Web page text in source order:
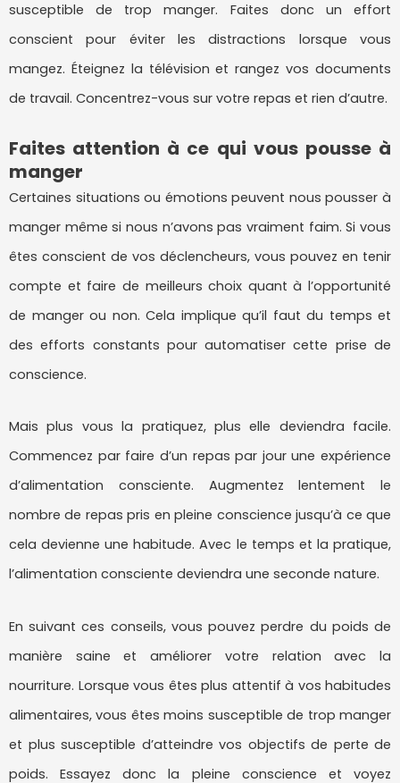
susceptible de trop manger. Faites donc un effort
conscient pour éviter les distractions lorsque vous
mangez. Éteignez la télévision et rangez vos documents
de travail. Concentrez-vous sur votre repas et rien d’autre.
Faites attention à ce qui vous pousse à
manger
Certaines situations ou émotions peuvent nous pousser à
manger même si nous n’avons pas vraiment faim. Si vous
êtes conscient de vos déclencheurs, vous pouvez en tenir
compte et faire de meilleurs choix quant à l’opportunité
de manger ou non. Cela implique qu’il faut du temps et
des efforts constants pour automatiser cette prise de
conscience.
Mais plus vous la pratiquez, plus elle deviendra facile.
Commencez par faire d’un repas par jour une expérience
d’alimentation consciente. Augmentez lentement le
nombre de repas pris en pleine conscience jusqu’à ce que
cela devienne une habitude. Avec le temps et la pratique,
l’alimentation consciente deviendra une seconde nature.
En suivant ces conseils, vous pouvez perdre du poids de
manière saine et améliorer votre relation avec la
nourriture. Lorsque vous êtes plus attentif à vos habitudes
alimentaires, vous êtes moins susceptible de trop manger
et plus susceptible d’atteindre vos objectifs de perte de
poids. Essayez donc la pleine conscience et voyez